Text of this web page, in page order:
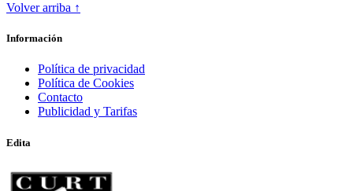
Volver arriba ↑
Información
Política de privacidad
Política de Cookies
Contacto
Publicidad y Tarifas
Edita